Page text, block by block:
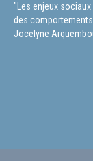
"Les enjeux
des
Jocelyne